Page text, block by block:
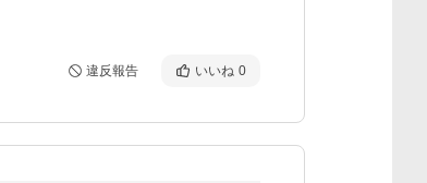
違反報告 いいね 0